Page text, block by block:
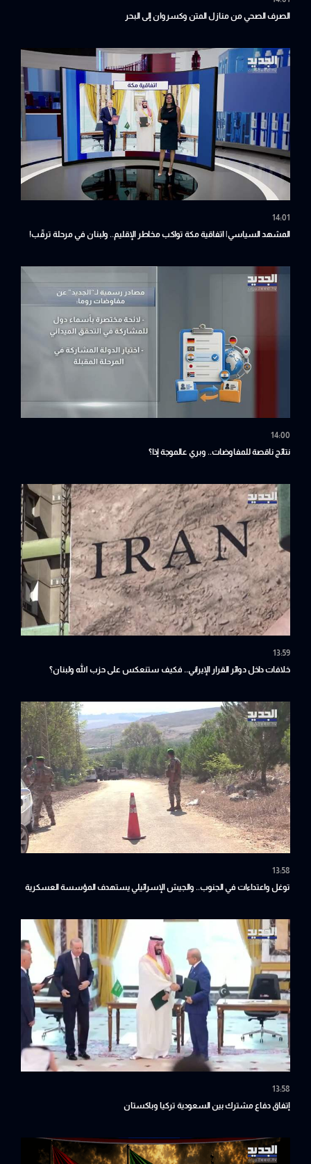
الصرف الصحي من منازل المتن وكسروان إلى البحر
14:01
المشهد السياسي| اتفاقية مكة تواكب مخاطر الإقليم.. ولبنان في مرحلة ترقّب!
14:00
نتائج ناقصة للمفاوضات.. وبري عالموجة إذا؟
13:59
خلافات داخل دوائر القرار الإيراني.. فكيف ستنعكس على حزب الله ولبنان؟
13:58
توغل واعتداءات في الجنوب.. والجيش الإسرائيلي يستهدف المؤسسة العسكرية
13:58
إتفاق دفاع مشترك بين السعودية تركيا وباكستان